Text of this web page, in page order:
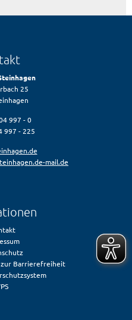
25
997 - 0
997 - 225
mail.de
zur Barrierefreiheit